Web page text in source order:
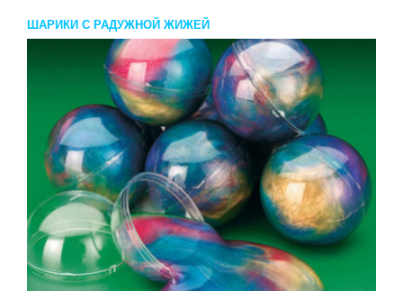
ШАРИКИ С РАДУЖНОЙ ЖИЖЕЙ